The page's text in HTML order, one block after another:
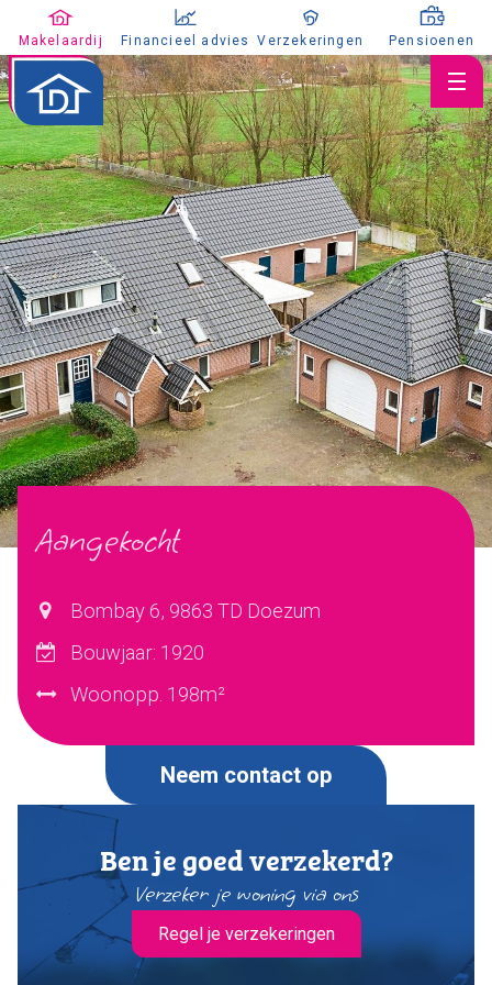
Makelaardij Financieel advies Verzekeringen Pensioenen
Huis verkopen
Huis kopen
Huis taxeren
Aanbod
Koopaanbod
Huuraanbod
Nieuwbouw
Aangekocht
Verkocht
Dijkstra Makelaardij & Financieel advies
Makelaardij
Financieel advies
Verzekeringen
Pensioenen
Makelaardij
Huis verkopen
Huis kopen
Huis taxeren
Aangekocht
Bombay 6, 9863 TD Doezum
Bouwjaar: 1920
Woonopp. 198m²
Neem contact op
Ben je goed verzekerd?
Verzeker je woning via ons
Regel je verzekeringen